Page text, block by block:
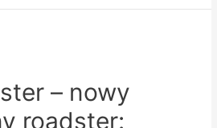
– nowy
roadster: